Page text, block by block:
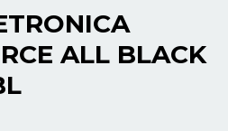
ALL BLACK